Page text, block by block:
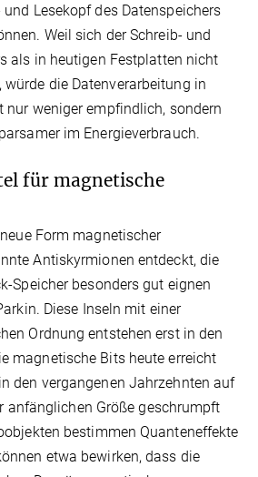
Lesekopf des Datenspeichers
Weil sich der Schreib- und
als in heutigen Festplatten nicht
würde die Datenverarbeitung in
nur weniger empfindlich, sondern
im Energieverbrauch.
für magnetische
Form magnetischer
Antiskyrmionen entdeckt, die
Speicher besonders gut eignen
Diese Inseln mit einer
Ordnung entstehen erst in den
magnetische Bits heute erreicht
den vergangenen Jahrzehnten auf
anfänglichen Größe geschrumpft
bestimmen Quanteneffekte
etwa bewirken, dass die